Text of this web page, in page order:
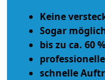
Keine
Sogar
bis zu ca. 60
schnelle